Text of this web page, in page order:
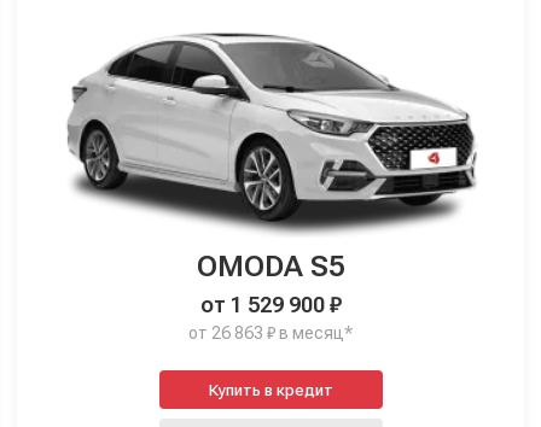
OMODA S5
от 1 529 900 ₽
от 26 863 ₽ в месяц*
Купить в кредит